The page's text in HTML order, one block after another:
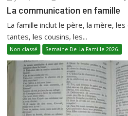
La communication en famille
La famille inclut le père, la mère,
tantes, les cousins, les...
Non classé Semaine De La Famille 2026.